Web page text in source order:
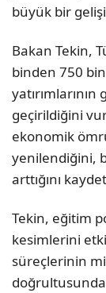
büyük bir
Bakan Tekin,
binden 750
geçirildiğini
ekonomik
yenilendiğini,
arttığını
Tekin, eğitim
kesimlerini
süreçlerinin